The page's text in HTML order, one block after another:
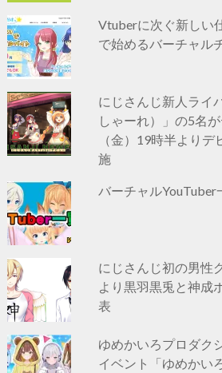
Vtuberに次ぐ新しい
で始めるバーチャル
にじさんじ新人ライ
しゃーれ）」の5名
（金）19時半より
施
バーチャルYouTuber
にじさんじ初の男性
より黒羽黒兎と神成
表
ゆめかいろプロダク
イベント「ゆめかい